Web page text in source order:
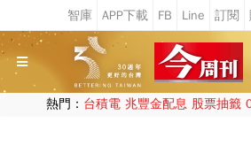
熱門： 台積電 兆豐金配息 股票抽籤